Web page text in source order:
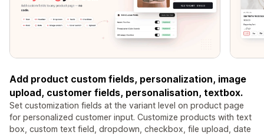
Add product custom fields, personalization, image
upload, customer fields, personalisation, textbox.
Set customization fields at the variant level on product page
for personalized customer input. Customize products with text
box, custom text field, dropdown, checkbox, file upload, date